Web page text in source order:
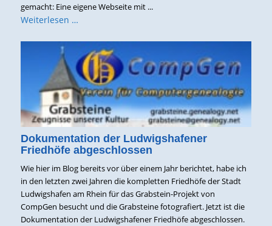
gemacht: Eine eigene Webseite mit ...
Weiterlesen …
Dokumentation der Ludwigshafener
Friedhöfe abgeschlossen
Wie hier im Blog bereits vor über einem Jahr berichtet, habe ich
in den letzten zwei Jahren die kompletten Friedhöfe der Stadt
Ludwigshafen am Rhein für das Grabstein-Projekt von
CompGen besucht und die Grabsteine fotografiert. Jetzt ist die
Dokumentation der Ludwigshafener Friedhöfe abgeschlossen.